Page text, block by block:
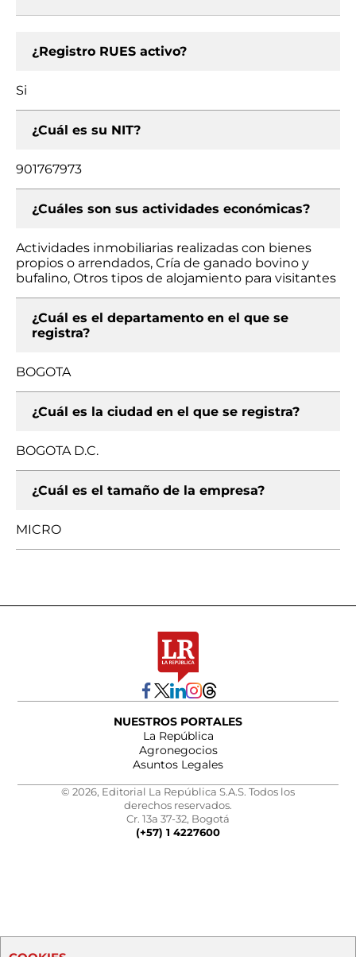
¿Registro RUES activo?
Si
¿Cuál es su NIT?
901767973
¿Cuáles son sus actividades económicas?
Actividades inmobiliarias realizadas con bienes
propios o arrendados, Cría de ganado bovino y
bufalino, Otros tipos de alojamiento para visitantes
¿Cuál es el departamento en el que se
registra?
BOGOTA
¿Cuál es la ciudad en el que se registra?
BOGOTA D.C.
¿Cuál es el tamaño de la empresa?
MICRO
NUESTROS PORTALES
La República
Agronegocios
Asuntos Legales
© 2026, Editorial La República S.A.S. Todos los
derechos reservados.
Cr. 13a 37-32, Bogotá
(+57) 1 4227600